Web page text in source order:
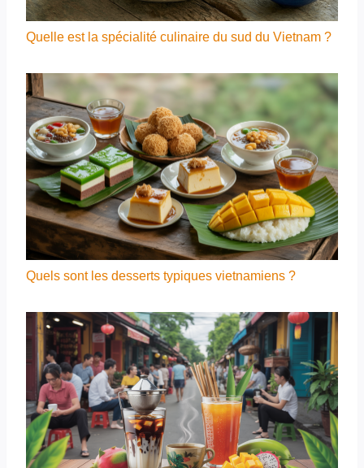
Quelle est la spécialité culinaire du sud du Vietnam ?
Quels sont les desserts typiques vietnamiens ?